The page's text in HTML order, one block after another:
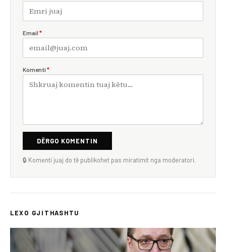
Email *
Komenti *
DËRGO KOMENTIN
🔒 Komenti juaj do të publikohet pas miratimit nga moderatori.
LEXO GJITHASHTU